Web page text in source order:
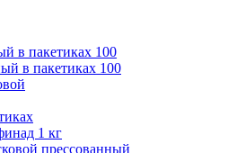
в пакетиках 100
в пакетиках 100
1 кг
прессованный